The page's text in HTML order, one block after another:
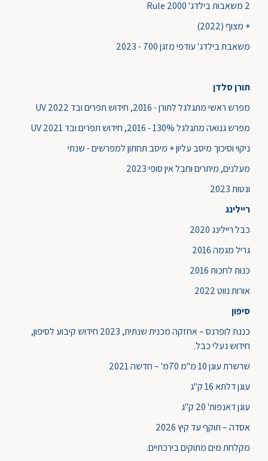
2 משאבות בילדג' Rule 2000
+ מצוף (2022)
משאבת בילדג' עודפי מזגן 700 - 2023
תורן סלדן
מפרש ראשי מתגלגל לתורן - 2016, חידוש תפרים ובד UV 2022
מפרש גנואה מתגלגל 130% - 2016, חידוש תפרים ובד UV 2021
ניקוי וסיכוך מיסב עליון + מיסב תחתון למפרשים - שנתי
מעלנים, מיתרים וחבל אין סופי 2023
ונטות 2023
ריילינג
כבל ריילינג 2020
גריל מגמה 2016
כנות לחכות 2016
אורות נווט 2022
סיפון
כננת לופרנס – אחזקה מכנית שנתית, 2023 חידוש קיבוע לסיפון,
חידוש נעלי כבל.
שרשרת עוגן 10 מ"מ 70מ' – חדשה 2021
עוגן דלתא 16 ק"ג
עוגן דאנפות' 20 ק"ג
אסדה – תוקף עד קיץ 2026
מקלחת מים מתוקים בירכתיים.